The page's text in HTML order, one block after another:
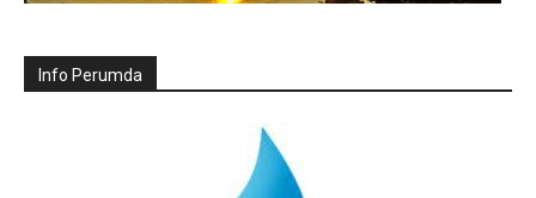
Info Perumda